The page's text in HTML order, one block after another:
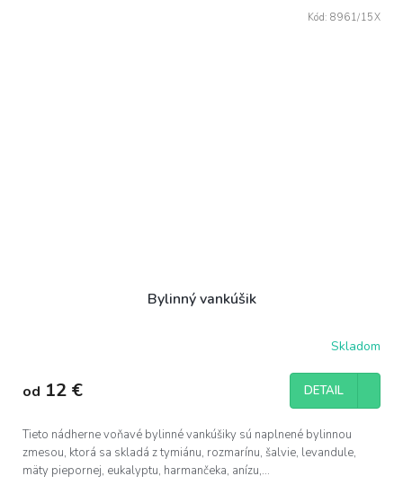
Bylinný vankúšik
Skladom
od 12 € DETAIL
Tieto nádherne voňavé bylinné vankúšiky sú naplnené bylinnou
zmesou, ktorá sa skladá z tymiánu, rozmarínu, šalvie, levandule,
mäty piepornej, eukalyptu, harmančeka, anízu,...
Kód: 8961/15X